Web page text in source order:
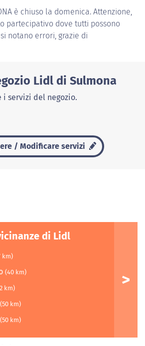
è chiuso la domenica. Attenzione,
partecipativo dove tutti possono
notano errori, grazie di
Lidl di Sulmona
servizi del negozio.
/ Modificare servizi
di Lidl
km)
(40 km)
km)
(50 km)
(50 km)